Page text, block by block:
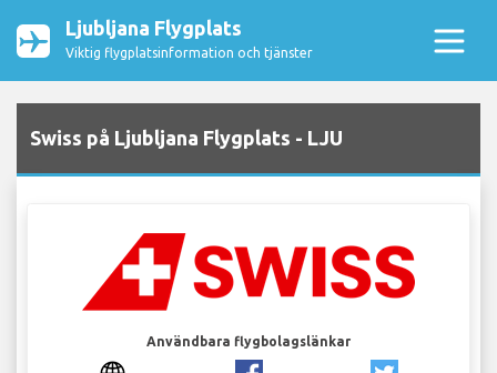
Ljubljana Flygplats
Viktig flygplatsinformation och tjänster
Swiss på Ljubljana Flygplats - LJU
Användbara flygbolagslänkar